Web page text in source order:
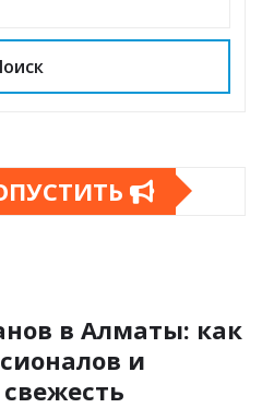
в Алматы: как
и